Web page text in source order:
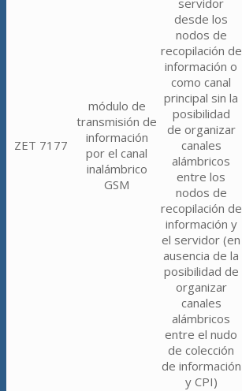
ZET 7177
módulo de
transmisión de
información
por el canal
inalámbrico
GSM
servidor
desde los
nodos de
recopilación de
información o
como canal
principal sin la
posibilidad
de organizar
canales
alámbricos
entre los
nodos de
recopilación de
información y
el servidor (en
ausencia de la
posibilidad de
organizar
canales
alámbricos
entre el nudo
de colección
de información
y CPI)